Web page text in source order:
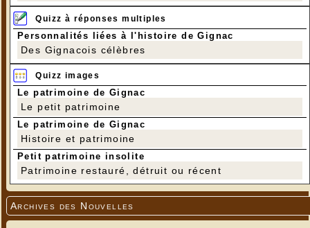
Quizz à réponses multiples
Personnalités liées à l'histoire de Gignac
Des Gignacois célèbres
Quizz images
Le patrimoine de Gignac
Le petit patrimoine
Le patrimoine de Gignac
Histoire et patrimoine
Petit patrimoine insolite
Patrimoine restauré, détruit ou récent
Archives des Nouvelles